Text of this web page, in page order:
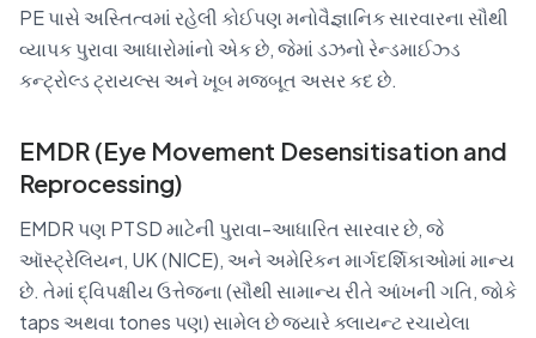
PE પાસે અસ્તિત્વમાં રહેલી કોઈપણ મનોવૈજ્ઞાનિક સારવારના સૌથી
વ્યાપક પુરાવા આધારોમાંનો એક છે, જેમાં ડઝનો રેન્ડમાઈઝ્ડ
કન્ટ્રોલ્ડ ટ્રાયલ્સ અને ખૂબ મજબૂત અસર કદ છે.
EMDR (Eye Movement Desensitisation and
Reprocessing)
EMDR પણ PTSD માટેની પુરાવા-આધારિત સારવાર છે, જે
ઑસ્ટ્રેલિયન, UK (NICE), અને અમેરિકન માર્ગદર્શિકાઓમાં માન્ય
છે. તેમાં દ્વિપક્ષીય ઉત્તેજના (સૌથી સામાન્ય રીતે આંખની ગતિ, જોકે
taps અથવા tones પણ) સામેલ છે જ્યારે ક્લાયન્ટ રચાયેલા